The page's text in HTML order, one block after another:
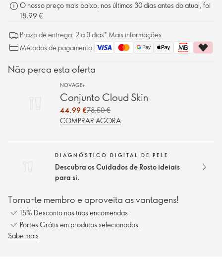
O nosso preço mais baixo, nos últimos 30 dias antes do atual, foi
18,99 €
Prazo de entrega: 2 a 3 dias* Mais informações
Métodos de pagamento:
Não perca esta oferta
NOVAGE+
Conjunto Cloud Skin
44,99 €78,50 €
COMPRAR AGORA
DIAGNÓSTICO DIGITAL DE PELE
Descubra os Cuidados de Rosto ideiais
para si.
Torna-te membro e aproveita as vantagens!
15% Desconto nas tuas encomendas
Portes Grátis em produtos selecionados.
Sabe mais